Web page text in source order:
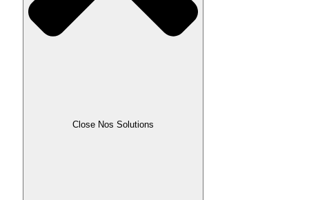
Close Nos Solutions